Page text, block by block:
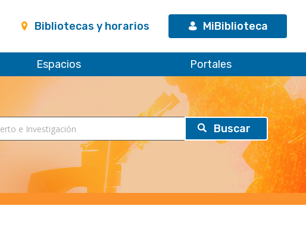
Bibliotecas y horarios MiBiblioteca
Espacios Portales